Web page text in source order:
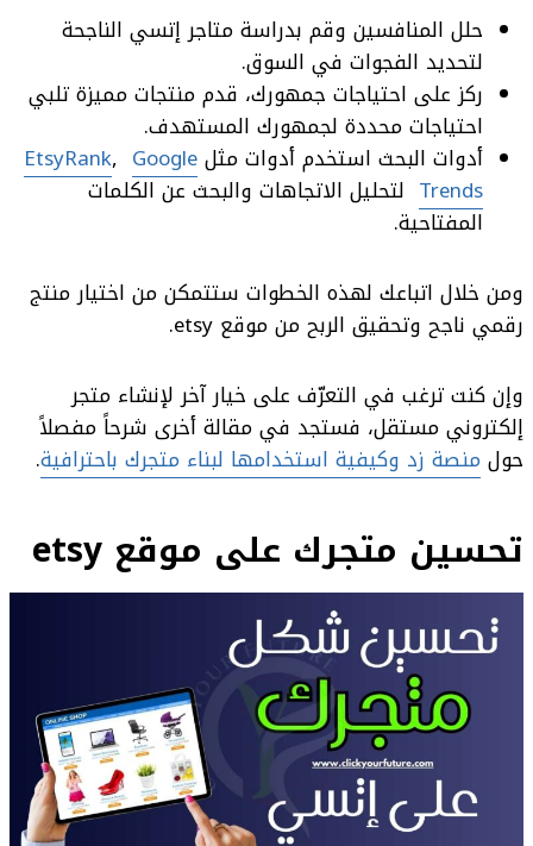
حلل المنافسين وقم بدراسة متاجر إتسي الناجحة
لتحديد الفجوات في السوق.
ركز على احتياجات جمهورك، قدم منتجات مميزة تلبي
احتياجات محددة لجمهورك المستهدف.
أدوات البحث استخدم أدوات مثل
EtsyRank, Google
Trends لتحليل الاتجاهات والبحث عن الكلمات
المفتاحية.
ومن خلال اتباعك لهذه الخطوات ستتمكن من اختيار منتج
رقمي ناجح وتحقيق الربح من موقع etsy.
وإن كنت ترغب في التعرّف على خيار آخر لإنشاء متجر
إلكتروني مستقل، فستجد في مقالة أخرى شرحاً مفصلاً
حول منصة زد وكيفية استخدامها لبناء متجرك باحترافية.
تحسين متجرك على موقع etsy